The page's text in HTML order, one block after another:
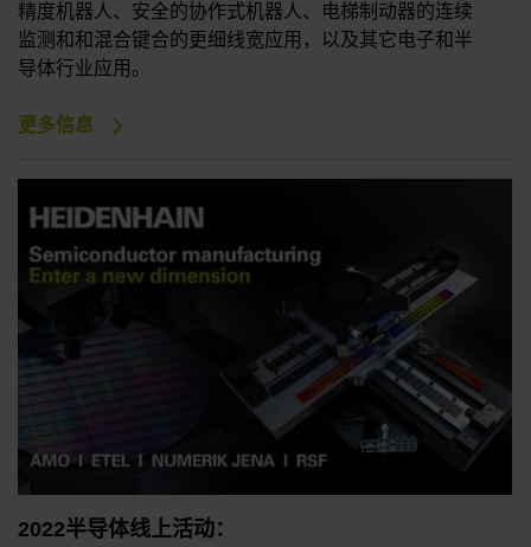
精度机器人、安全的协作式机器人、电梯制动器的连续
监测和和混合键合的更细线宽应用，以及其它电子和半
导体行业应用。
更多信息
2022半导体线上活动：